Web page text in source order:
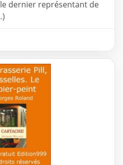
le dernier représentant de